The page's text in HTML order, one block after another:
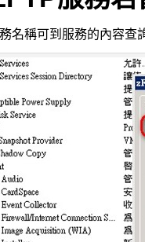
名稱可到服務的內容查